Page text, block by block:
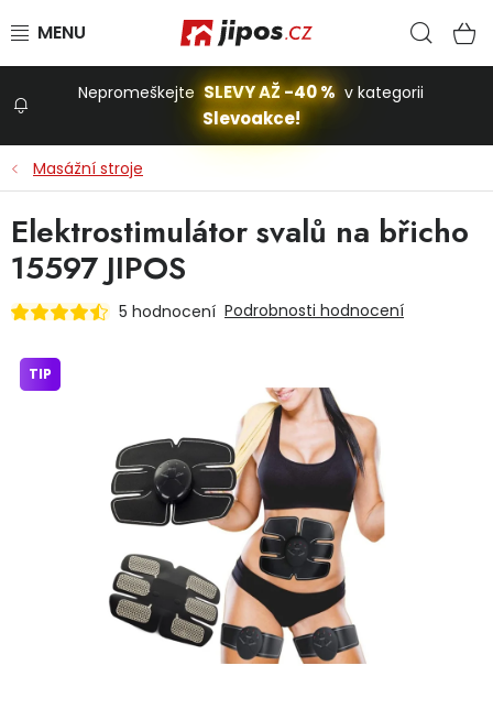
Stavba a dům
Dětská hřiště
Autodoplňky
Nepromeškejte SLEVY AŽ -40 % v kategorii
Slevoakce!
Masážní stroje
Elektrostimulátor svalů na břicho
15597 JIPOS
5 hodnocení Podrobnosti hodnocení
TIP